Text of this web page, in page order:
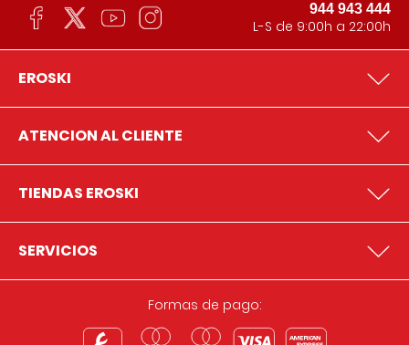
944 943 444
L-S de 9:00h a 22:00h
EROSKI
ATENCION AL CLIENTE
TIENDAS EROSKI
SERVICIOS
Formas de pago: